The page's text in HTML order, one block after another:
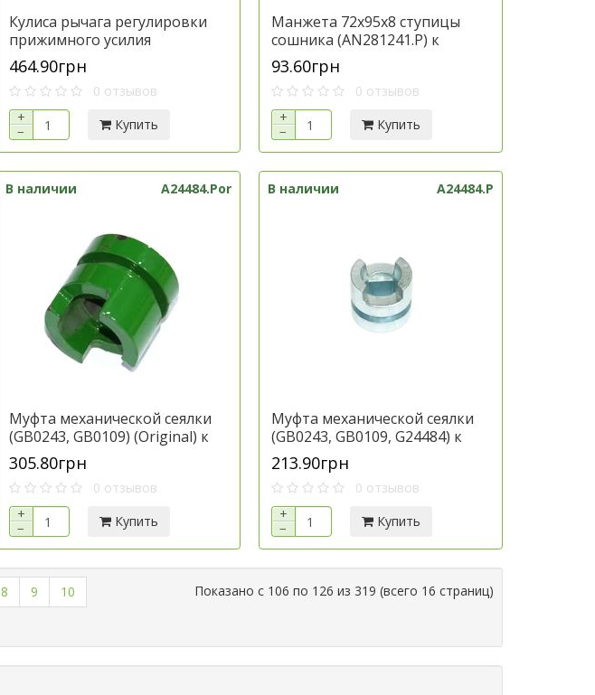
Кулиса рычага регулировки
прижимного усилия
(A54777/A89238) к технике
Джон Дир, артикул A62609.P
464.90грн
0 отзывов
+
−
Купить
Манжета 72х95х8 ступицы
сошника (AN281241.P) к
технике Джон Дир, артикул
AN281241.P
93.60грн
0 отзывов
+
−
Купить
В наличии A24484.Por
Муфта механической сеялки
(GB0243, GB0109) (Original) к
технике Джон Дир, артикул
A24484.Por
305.80грн
0 отзывов
+
−
Купить
В наличии A24484.P
Муфта механической сеялки
(GB0243, GB0109, G24484) к
технике Джон Дир, артикул
A24484.P
213.90грн
0 отзывов
+
−
Купить
8 9
10
Показано с 106 по 126 из 319 (всего 16 страниц)